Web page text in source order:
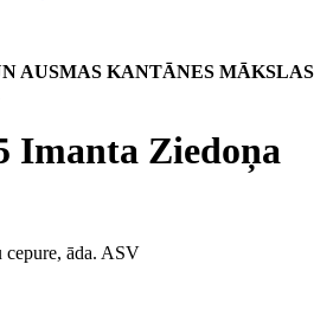
AUSMAS KANTĀNES MĀKSLAS
Imanta Ziedoņa
āda. ASV